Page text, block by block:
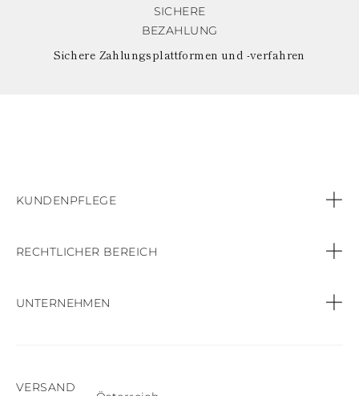
SICHERE
BEZAHLUNG
Sichere Zahlungsplattformen und -verfahren
KUNDENPFLEGE
RECHTLICHER BEREICH
Verkaufsbedingungen und Konditionen
UNTERNEHMEN
Produktpflege
VERSAND